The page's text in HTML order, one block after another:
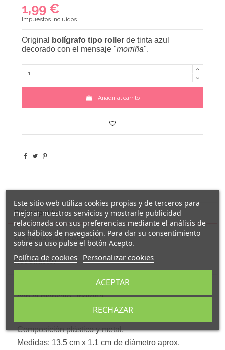
1,99 €
Impuestos incluidos
Original bolígrafo tipo roller de tinta azul
decorado con el mensaje "morriña".
Añadir al carrito
Descripción
Detalles del producto
Reseñas(0)
bolígrafo tipo rollerde tinta azul decorado
con el mensaje "morriña".
Bolígrafo tipo roller con clip metálico y carga jumbo
Composición plástico y metal.
Medidas: 13,5 cm x 1.1 cm de diámetro aprox.
Este sitio web utiliza cookies propias y de terceros para
mejorar nuestros servicios y mostrarle publicidad
relacionada con sus preferencias mediante el análisis de
sus hábitos de navegación. Para dar su consentimiento
sobre su uso pulse el botón Acepto.
Política de cookies Personalizar cookies
RECHAZAR
ACEPTAR